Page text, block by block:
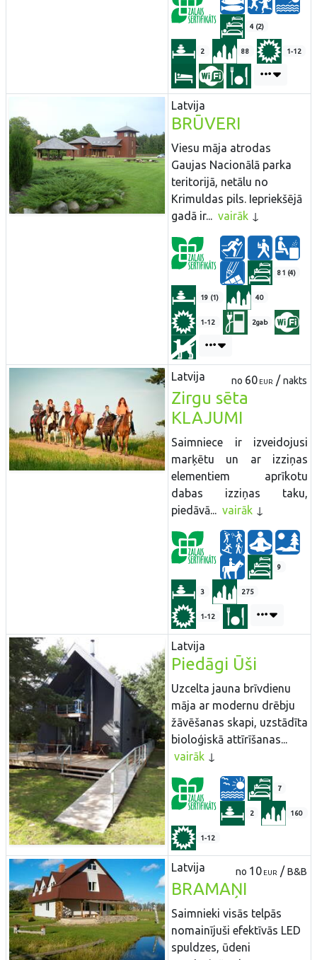
4 (2)
2 88 1-12
Latvija
BRŪVERI
Viesu māja atrodas
Gaujas Nacionālā parka
teritorijā, netālu no
Krimuldas pils. Iepriekšējā
gadā ir... vairāk
81 (4)
19 (1) 40
1-12 2gab
Latvija no 60 EUR /nakts
Zirgu sēta
KLAJUMI
Saimniece ir izveidojusi
marķētu un ar izziņas
elementiem aprīkotu
dabas izziņas taku,
piedāvā... vairāk
9
3 275
1-12
Latvija
Piedāgi Ūši
Uzcelta jauna brīvdienu
māja ar modernu drēbju
žāvēšanas skapi, uzstādīta
bioloģiskā attīrīšanas...
vairāk
7
2 160
1-12
Latvija no 10 EUR /B&B
BRAMAŅI
Saimnieki visās telpās
nomainījuši efektīvās LED
spuldzes, ūdeni